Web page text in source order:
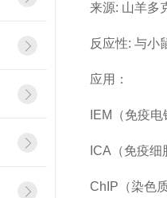
来源: 山羊多
反应性: 与小
应用：
IEM（免疫
ICA（免疫
ChIP（染色